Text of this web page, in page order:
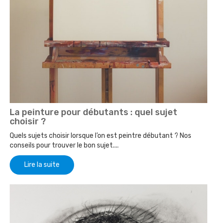
La peinture pour débutants : quel sujet
choisir ?
Quels sujets choisir lorsque l’on est peintre débutant ? Nos
conseils pour trouver le bon sujet....
Lire la suite